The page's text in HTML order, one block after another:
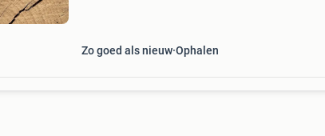
Zo goed als nieuw Ophalen